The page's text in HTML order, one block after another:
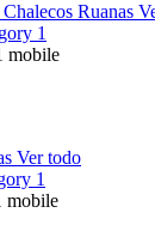
Chalecos Ruanas
Ver todo